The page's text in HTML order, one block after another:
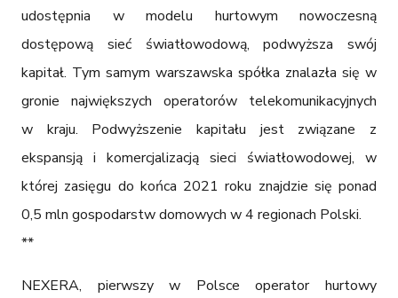
udostępnia w modelu hurtowym nowoczesną
dostępową sieć światłowodową, podwyższa swój
kapitał. Tym samym warszawska spółka znalazła się w
gronie największych operatorów telekomunikacyjnych
w kraju. Podwyższenie kapitału jest związane z
ekspansją i komercjalizacją sieci światłowodowej, w
której zasięgu do końca 2021 roku znajdzie się ponad
0,5 mln gospodarstw domowych w 4 regionach Polski.
**
NEXERA, pierwszy w Polsce operator hurtowy